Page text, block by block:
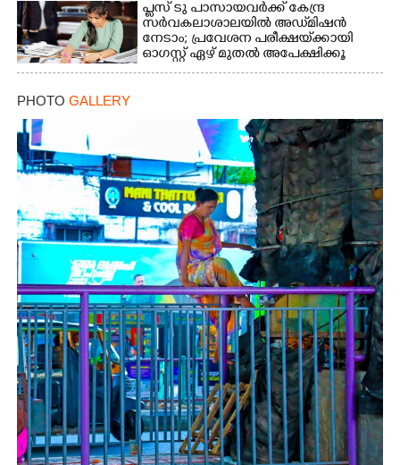
പ്ലസ് ടു പാസായവർക്ക് കേന്ദ്ര
സർവകലാശാലയിൽ അഡ്‌മിഷൻ
നേടാം; പ്രവേശന പരീക്ഷയ്‌ക്കായി
ഓഗസ്റ്റ് ഏഴ് മുതൽ അപേക്ഷിക്കൂ
PHOTO GALLERY